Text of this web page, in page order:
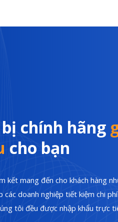
chính hãng
cho bạn
kết mang đến cho khách hàng
các doanh nghiệp tiết kiệm chi
tôi đều được nhập khẩu trực